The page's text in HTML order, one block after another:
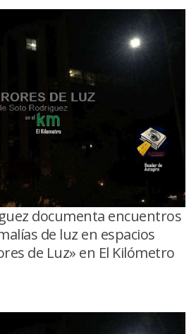
documenta encuentros
de luz en espacios
de Luz» en El Kilómetro